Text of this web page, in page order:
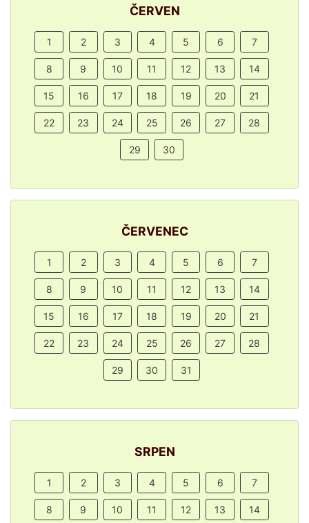
ČERVEN
1 2 3 4 5 6 7
8 9 10 11 12 13 14
15 16 17 18 19 20 21
22 23 24 25 26 27 28
29 30
ČERVENEC
1 2 3 4 5 6 7
8 9 10 11 12 13 14
15 16 17 18 19 20 21
22 23 24 25 26 27 28
29 30 31
SRPEN
1 2 3 4 5 6 7
8 9 10 11 12 13 14